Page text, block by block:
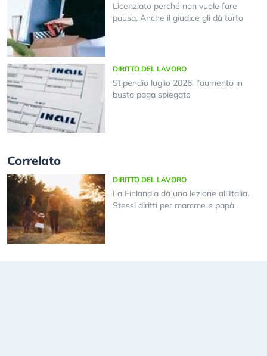
Licenziato perché non vuole fare
pausa. Anche il giudice gli dà torto
DIRITTO DEL LAVORO
Stipendio luglio 2026, l’aumento in
busta paga spiegato
Correlato
DIRITTO DEL LAVORO
La Finlandia dà una lezione all’Italia.
Stessi diritti per mamme e papà